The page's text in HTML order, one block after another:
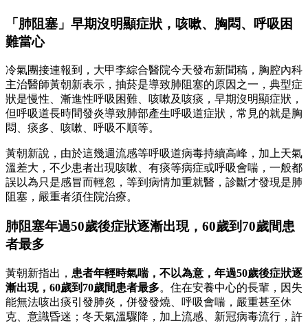
「肺阻塞」早期沒明顯症狀，咳嗽、胸悶、呼吸困
難當心
冷氣團接連報到，大甲李綜合醫院今天發布新聞稿，胸腔內科
主治醫師黃朝新表示，抽菸是導致肺阻塞的原因之一，典型症
狀是慢性、漸進性呼吸困難、咳嗽及咳痰，早期沒明顯症狀，
但呼吸道長時間發炎導致肺部產生呼吸道症狀，常見的就是胸
悶、痰多、咳嗽、呼吸不順等。
黃朝新說，由於這幾週流感等呼吸道病毒持續高峰，加上天氣
溫差大，不少患者出現咳嗽、有痰等病症或呼吸會喘，一般都
誤以為只是感冒而輕忽，等到病情加重就醫，診斷才發現是肺
阻塞，嚴重者須住院治療。
肺阻塞年過50歲後症狀逐漸出現，60歲到70歲間患
者最多
黃朝新指出， 患者年輕時氣喘，不以為意，年過50歲後症狀逐
漸出現，60歲到70歲間患者最多。住在安養中心的長輩，因失
能無法咳出痰引發肺炎，併發發燒、呼吸會喘，嚴重甚至休
克、意識昏迷；冬天氣溫驟降，加上流感、新冠病毒流行，許